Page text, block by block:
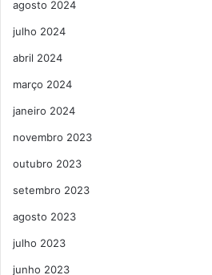
agosto 2024
julho 2024
abril 2024
março 2024
janeiro 2024
novembro 2023
outubro 2023
setembro 2023
agosto 2023
julho 2023
junho 2023